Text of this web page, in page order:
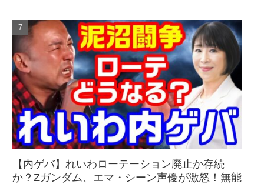
【内ゲバ】れいわローテーション廃止か存続
か？Zガンダム、エマ・シーン声優が激怒！無能